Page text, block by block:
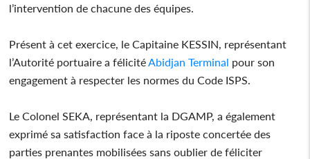
l’intervention de chacune des équipes.
Présent à cet exercice, le Capitaine KESSIN, représentant
l’Autorité portuaire a félicité Abidjan Terminal pour son
engagement à respecter les normes du Code ISPS.
Le Colonel SEKA, représentant la DGAMP, a également
exprimé sa satisfaction face à la riposte concertée des
parties prenantes mobilisées sans oublier de féliciter